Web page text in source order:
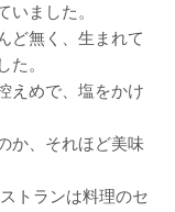
いました。
ど無く、生まれて
た。
えめで、塩をかけ
か、それほど美味
トランは料理のセ